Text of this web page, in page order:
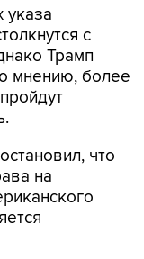
указа
с
Трамп
мнению, более
что
на